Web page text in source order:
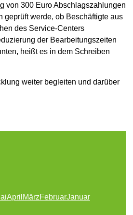
von 300 Euro Abschlagszahlungen
geprüft werde, ob Beschäftigte aus
des Service-Centers
der Bearbeitungszeiten
heißt es in dem Schreiben
weiter begleiten und darüber
April MärzFebruarJanuar